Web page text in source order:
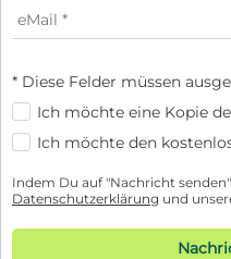
* Diese Felder müssen
Ich möchte eine Kopie
Ich möchte den
Indem Du auf "Nachricht
Datenschutzerklärung und